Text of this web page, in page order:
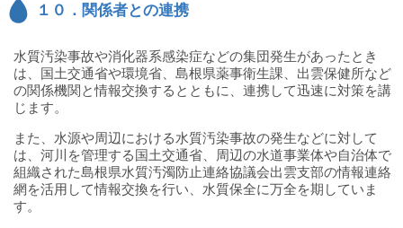
１０．関係者との連携
水質汚染事故や消化器系感染症などの集団発生があったとき
は、国土交通省や環境省、島根県薬事衛生課、出雲保健所など
の関係機関と情報交換するとともに、連携して迅速に対策を講
じます。
また、水源や周辺における水質汚染事故の発生などに対して
は、河川を管理する国土交通省、周辺の水道事業体や自治体で
組織された島根県水質汚濁防止連絡協議会出雲支部の情報連絡
網を活用して情報交換を行い、水質保全に万全を期していま
す。